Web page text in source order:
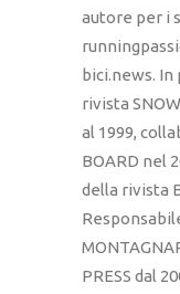
autore per i
bici.news.
rivista
al 1999,
BOARD nel
della rivista
PRESS dal